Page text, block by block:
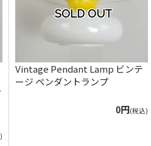
SOLD OUT
Vintage Pendant Lamp ビンテ
ージ ペンダントランプ
0円(税込)